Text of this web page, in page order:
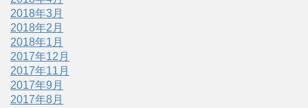
2018年3月
2018年2月
2018年1月
2017年12月
2017年11月
2017年9月
2017年8月